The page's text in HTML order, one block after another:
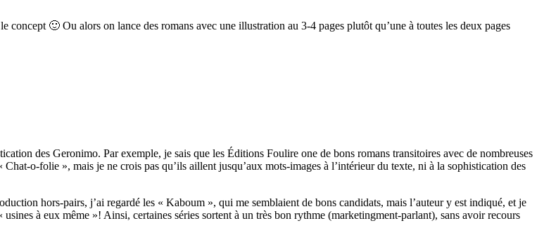
🙂 Ou alors on lance des romans avec une illustration au 3-4 pages plutôt qu’une à toutes les deux pages
des Geronimo. Par exemple, je sais que les Éditions Foulire one de bons romans transitoires avec de nombreuses
o-folie », mais je ne crois pas qu’ils aillent jusqu’aux mots-images à l’intérieur du texte, ni à la sophistication des
hors-pairs, j’ai regardé les « Kaboum », qui me semblaient de bons candidats, mais l’auteur y est indiqué, et je
à eux même »! Ainsi, certaines séries sortent à un très bon rythme (marketingment-parlant), sans avoir recours